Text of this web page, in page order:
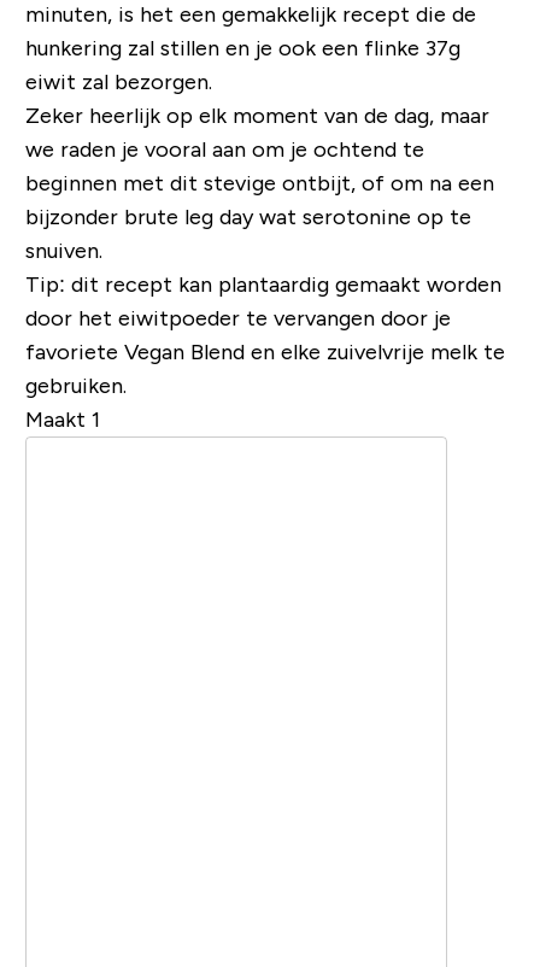
minuten, is het een gemakkelijk recept die de
hunkering zal stillen en je ook een flinke 37g
eiwit zal bezorgen.
Zeker heerlijk op elk moment van de dag, maar
we raden je vooral aan om je ochtend te
beginnen met dit stevige ontbijt, of om na een
bijzonder brute leg day wat serotonine op te
snuiven.
Tip: dit recept kan plantaardig gemaakt worden
door het eiwitpoeder te vervangen door je
favoriete Vegan Blend en elke zuivelvrije melk te
gebruiken.
Maakt 1